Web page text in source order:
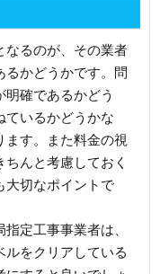
なるのが、その業者
るかどうかです。問
確であるかどう
ているかどうかな
ます。また料金の視
んと考慮しておく
大切なポイントで
定工事事業者は、
ルをクリアしている